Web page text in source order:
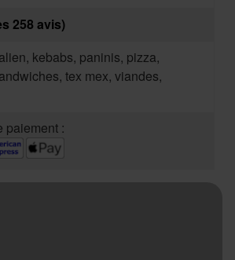
258 avis)
kebabs, paninis, pizza,
tex mex, viandes,
paiement :